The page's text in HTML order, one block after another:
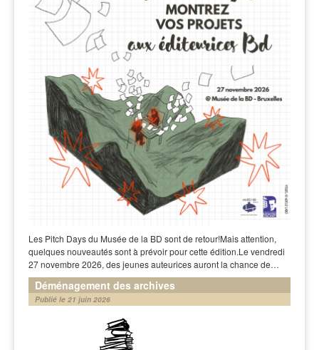
Les Pitch Days du Musée de la BD sont de retour!Mais attention,
quelques nouveautés sont à prévoir pour cette édition.Le vendredi
27 novembre 2026, des jeunes auteurices auront la chance de…
Déménagement des archives
Publié le 21 juin 2026